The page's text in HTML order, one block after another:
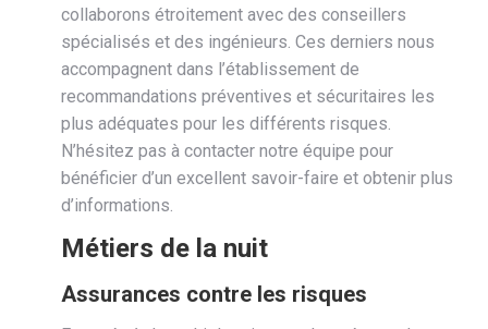
collaborons étroitement avec des conseillers
spécialisés et des ingénieurs. Ces derniers nous
accompagnent dans l’établissement de
recommandations préventives et sécuritaires les
plus adéquates pour les différents risques.
N’hésitez pas à contacter notre équipe pour
bénéficier d’un excellent savoir-faire et obtenir plus
d’informations.
Métiers de la nuit
Assurances contre les risques